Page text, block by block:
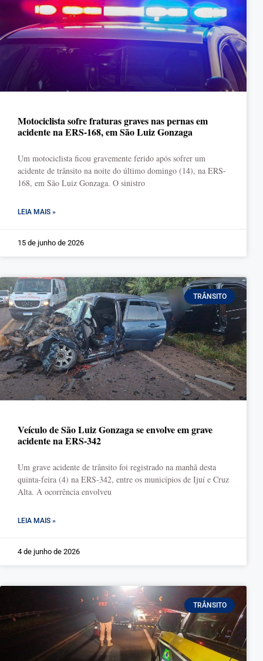
Motociclista sofre fraturas graves nas pernas em
acidente na ERS-168, em São Luiz Gonzaga
Um motociclista ficou gravemente ferido após sofrer um
acidente de trânsito na noite do último domingo (14), na ERS-
168, em São Luiz Gonzaga. O sinistro
LEIA MAIS »
15 de junho de 2026
TRÂNSITO
Veículo de São Luiz Gonzaga se envolve em grave
acidente na ERS-342
Um grave acidente de trânsito foi registrado na manhã desta
quinta-feira (4) na ERS-342, entre os municípios de Ijuí e Cruz
Alta. A ocorrência envolveu
LEIA MAIS »
4 de junho de 2026
TRÂNSITO